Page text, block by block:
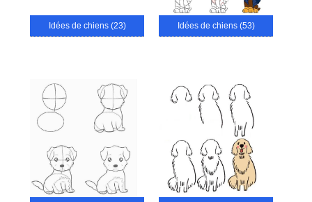
Idées de chiens (23) Idées de chiens (53)